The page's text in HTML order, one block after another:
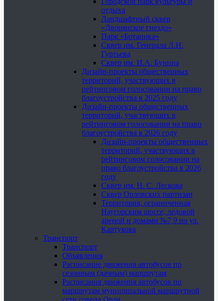
отдыха
Ландшафтный сквер
«Дворянское гнездо»
Парк «Ботаника»
Сквер им. Генерала Л.Н.
Гуртьева
Сквер им. И.А. Бунина
Дизайн-проекты общественных
территорий, участвующих в
рейтинговом голосовании на право
благоустройства в 2025 году
Дизайн-проекты общественных
территорий, участвующих в
рейтинговом голосовании на право
благоустройства в 2026 году
Дизайн-проекты общественных
территорий, участвующих в
рейтинговом голосовании на
право благоустройства в 2026
году
Сквер им. Н. С. Лескова
Сквер Орловских партизан
Территория, ограниченная
Наугорским шоссе, ледовой
ареной и домами №7,9 по ул.
Картукова
Транспорт
Транспорт
Объявления
Расписание движения автобусов по
сезонным (дачным) маршрутам
Расписания движения автобусов по
маршрутам муниципальной маршрутной
сети города Орла